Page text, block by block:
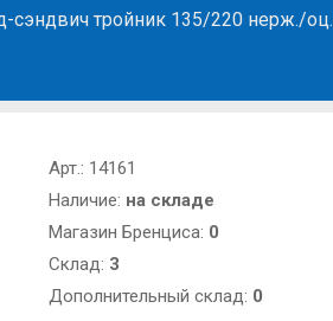
тройник 135/220 нерж./оц.
Арт.: 14161
Наличие: на складе
Магазин Бренциса: 0
Cклад: 3
Дополнительный склад: 0